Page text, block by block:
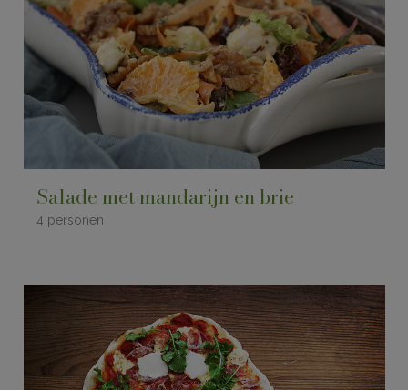
Salade met mandarijn en brie
4 personen